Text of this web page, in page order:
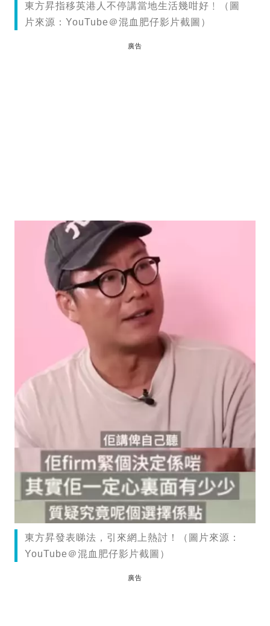
東方昇指移英港人不停講當地生活幾咁好﹗（圖
片來源：YouTube＠混血肥仔影片截圖）
廣告
東方昇發表睇法，引來網上熱討！（圖片來源：
YouTube＠混血肥仔影片截圖）
廣告